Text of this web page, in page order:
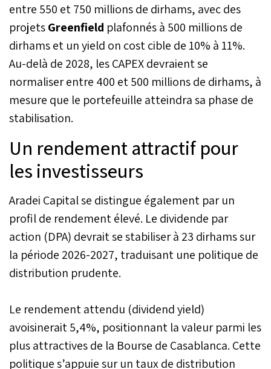
entre 550 et 750 millions de dirhams, avec des
projetsGreenfield plafonnés à 500 millions de
dirhams et un yield on cost cible de 10% à 11%.
Au-delà de 2028, les CAPEX devraient se
normaliser entre 400 et 500 millions de dirhams, à
mesure que le portefeuille atteindra sa phase de
stabilisation.
Un rendement attractif pour
les investisseurs
Aradei Capital se distingue également par un
profil de rendement élevé. Le dividende par
action (DPA) devrait se stabiliser à 23 dirhams sur
la période 2026-2027, traduisant une politique de
distribution prudente.
Le rendement attendu (dividend yield)
avoisinerait 5,4%, positionnant la valeur parmi les
plus attractives de la Bourse de Casablanca. Cette
politique s’appuie sur un taux de distribution